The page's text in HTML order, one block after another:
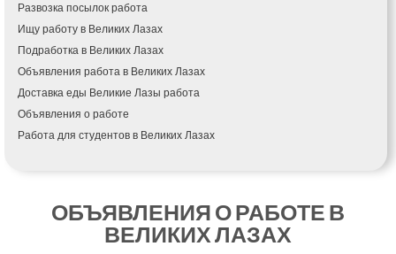
Развозка посылок работа
Ищу работу в Великих Лазах
Подработка в Великих Лазах
Объявления работа в Великих Лазах
Доставка еды Великие Лазы работа
Объявления о работе
Работа для студентов в Великих Лазах
ОБЪЯВЛЕНИЯ О РАБОТЕ В
ВЕЛИКИХ ЛАЗАХ
Хмельник
Ирпень
Ивано-Франковск
Измаил
Кагарлык
Калуш
Каменец-Подольский
Канев
Казатин